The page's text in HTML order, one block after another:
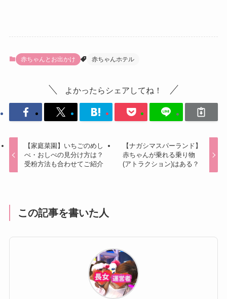
赤ちゃんとお出かけ 赤ちゃんホテル
よかったらシェアしてね！
【家庭菜園】いちごのめし
べ・おしべの見分け方は？
受粉方法も合わせてご紹介
【ナガシマスパーランド】
赤ちゃんが乗れる乗り物
(アトラクション)はある？
この記事を書いた人